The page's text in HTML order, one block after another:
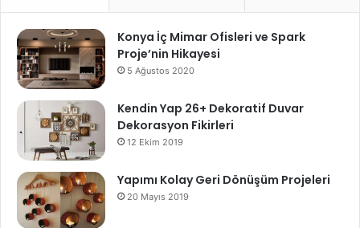
Konya İç Mimar Ofisleri ve Spark
Proje’nin Hikayesi
5 Ağustos 2020
Kendin Yap 26+ Dekoratif Duvar
Dekorasyon Fikirleri
12 Ekim 2019
Yapımı Kolay Geri Dönüşüm Projeleri
20 Mayıs 2019